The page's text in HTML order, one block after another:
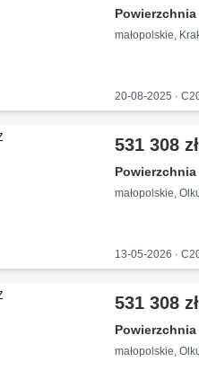
małopolskie,
20-08-2025 ·
531 308 zł
małopolskie,
13-05-2026 ·
531 308 zł
małopolskie,